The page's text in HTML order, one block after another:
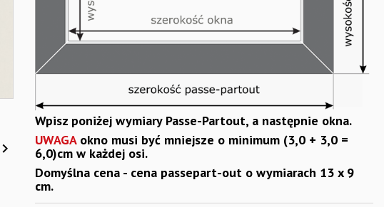

Wpisz poniżej wymiary Passe-Partout, a następnie okna.
UWAGAokno musi być mniejsze o minimum (3,0 + 3,0 =
6,0)cm w każdej osi.
Domyślna cena - cena passepart-out o wymiarach 13 x 9
cm.